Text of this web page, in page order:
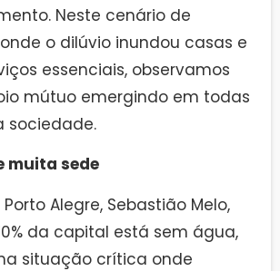
Neste cenário de
o dilúvio inundou casas e
essenciais, observamos
mútuo emergindo em todas
sociedade.
muita sede
Alegre, Sebastião Melo,
da capital está sem água,
situação crítica onde